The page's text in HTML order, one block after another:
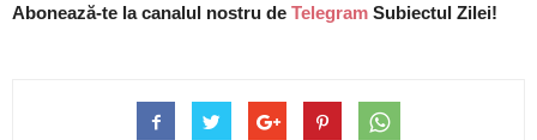
Abonează-te la canalul nostru de Telegram Subiectul Zilei!